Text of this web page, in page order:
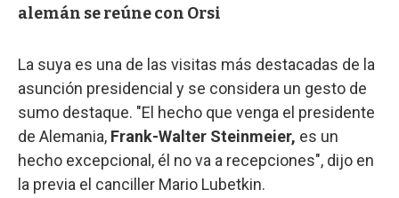
alemán se reúne con Orsi
La suya es una de las visitas más destacadas de la
asunción presidencial y se considera un gesto de
sumo destaque. "El hecho que venga el presidente
de Alemania, Frank-Walter Steinmeier, es un
hecho excepcional, él no va a recepciones", dijo en
la previa el canciller Mario Lubetkin.